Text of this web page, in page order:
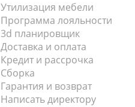
Утилизация мебели
Программа лояльности
3d планировщик
Доставка и оплата
Кредит и рассрочка
Сборка
Гарантия и возврат
Написать директору